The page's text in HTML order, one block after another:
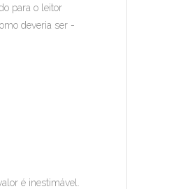
para o leitor
deveria ser -
é inestimável.